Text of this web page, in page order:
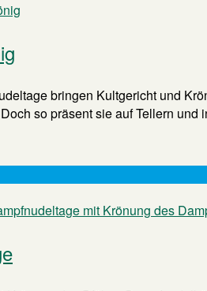
bringen Kultgericht und
so präsent sie auf Tellern